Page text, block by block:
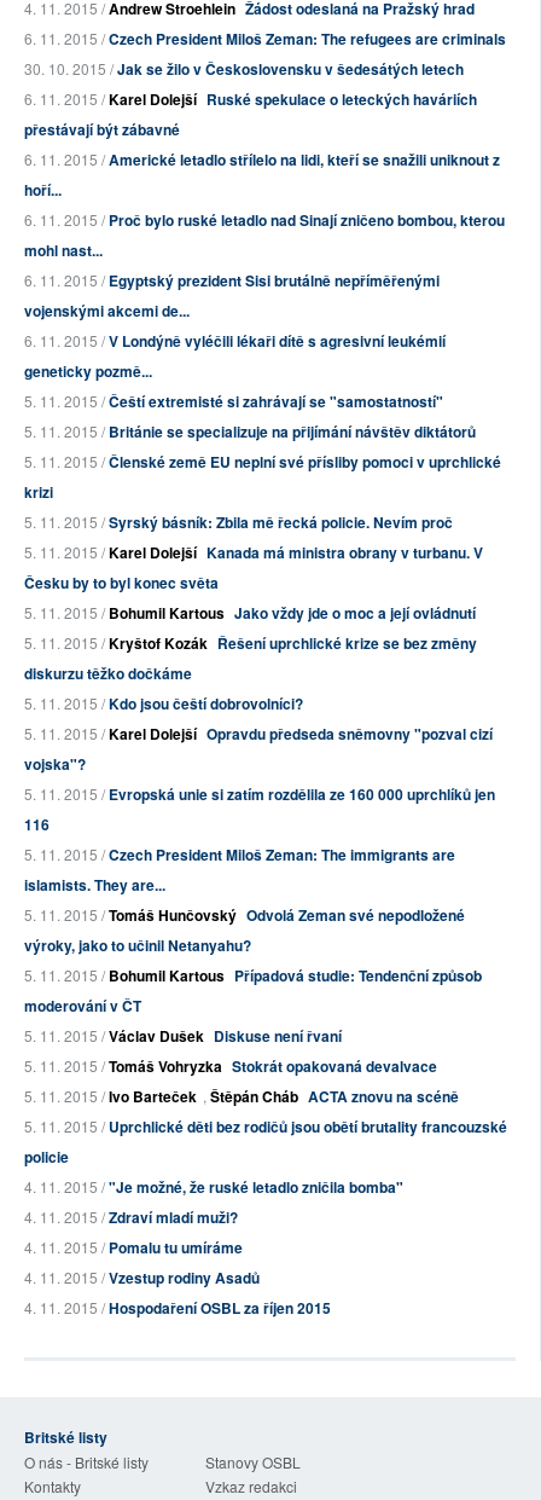
4. 11. 2015 /Andrew Stroehlein Žádost odeslaná na Pražský hrad
6. 11. 2015 /Czech President Miloš Zeman: The refugees are criminals
30. 10. 2015 /Jak se žilo v Československu v šedesátých letech
6. 11. 2015 /Karel Dolejší Ruské spekulace o leteckých haváriích
přestávají být zábavné
6. 11. 2015 /Americké letadlo střílelo na lidi, kteří se snažili uniknout z
hoří...
6. 11. 2015 /Proč bylo ruské letadlo nad Sinají zničeno bombou, kterou
mohl nast...
6. 11. 2015 /Egyptský prezident Sisi brutálně nepříměřenými
vojenskými akcemi de...
6. 11. 2015 /V Londýně vyléčili lékaři dítě s agresivní leukémií
geneticky pozmě...
5. 11. 2015 /Čeští extremisté si zahrávají se "samostatností"
5. 11. 2015 /Británie se specializuje na přijímání návštěv diktátorů
5. 11. 2015 /Členské země EU neplní své přísliby pomoci v uprchlické
krizi
5. 11. 2015 /Syrský básník: Zbila mě řecká policie. Nevím proč
5. 11. 2015 /Karel Dolejší Kanada má ministra obrany v turbanu. V
Česku by to byl konec světa
5. 11. 2015 /Bohumil Kartous Jako vždy jde o moc a její ovládnutí
5. 11. 2015 /Kryštof Kozák Řešení uprchlické krize se bez změny
diskurzu těžko dočkáme
5. 11. 2015 /Kdo jsou čeští dobrovolníci?
5. 11. 2015 /Karel Dolejší Opravdu předseda sněmovny "pozval cizí
vojska"?
5. 11. 2015 /Evropská unie si zatím rozdělila ze 160 000 uprchlíků jen
116
5. 11. 2015 /Czech President Miloš Zeman: The immigrants are
islamists. They are...
5. 11. 2015 /Tomáš Hunčovský Odvolá Zeman své nepodložené
výroky, jako to učinil Netanyahu?
5. 11. 2015 /Bohumil Kartous Případová studie: Tendenční způsob
moderování v ČT
5. 11. 2015 /Václav Dušek Diskuse není řvaní
5. 11. 2015 /Tomáš Vohryzka Stokrát opakovaná devalvace
5. 11. 2015 /Ivo Barteček , Štěpán Cháb ACTA znovu na scéně
5. 11. 2015 /Uprchlické děti bez rodičů jsou obětí brutality francouzské
policie
4. 11. 2015 /"Je možné, že ruské letadlo zničila bomba"
4. 11. 2015 /Zdraví mladí muži?
4. 11. 2015 /Pomalu tu umíráme
4. 11. 2015 /Vzestup rodiny Asadů
4. 11. 2015 /Hospodaření OSBL za říjen 2015
Britské listy
O nás - Britské listy
Stanovy OSBL
Kontakty
Vzkaz redakci